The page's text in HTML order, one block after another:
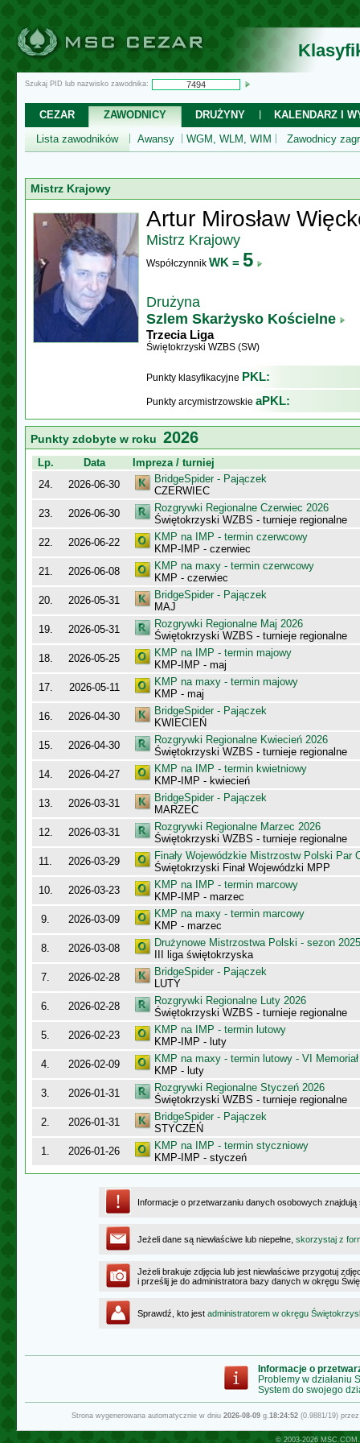
Szukaj PID lub nazwisko zawodnika:
CEZAR ZAWODNICY DRUŻYNY
KALENDARZ I
Lista zawodników
Awansy WGM, WLM, WIM Zawodnicy
Mistrz Krajowy
Artur Mirosław
Mistrz Krajowy
Współczynnik WK = 5
Drużyna
Szlem Skarżysko Kościelne
Trzecia Liga
Świętokrzyski WZBS (SW)
Punkty klasyfikacyjne PKL:
Punkty arcymistrzowskie aPKL:
Punkty zdobyte w roku 2026
Lp. Data
Impreza / turniej
24.
2026-06-30
BridgeSpider - Pajączek
CZERWIEC
23.
2026-06-30
Rozgrywki Regionalne Czerwiec 2026
Świętokrzyski WZBS - turnieje regionalne
22.
2026-06-22
KMP na IMP - termin czerwcowy
KMP-IMP - czerwiec
21.
2026-06-08
KMP na maxy - termin czerwcowy
KMP - czerwiec
20.
2026-05-31
BridgeSpider - Pajączek
MAJ
19.
2026-05-31
Rozgrywki Regionalne Maj 2026
Świętokrzyski WZBS - turnieje regionalne
18.
2026-05-25
KMP na IMP - termin majowy
KMP-IMP - maj
17.
2026-05-11
KMP na maxy - termin majowy
KMP - maj
16.
2026-04-30
BridgeSpider - Pajączek
KWIECIEŃ
15.
2026-04-30
Rozgrywki Regionalne Kwiecień 2026
Świętokrzyski WZBS - turnieje regionalne
14.
2026-04-27
KMP na IMP - termin kwietniowy
KMP-IMP - kwiecień
13.
2026-03-31
BridgeSpider - Pajączek
MARZEC
12.
2026-03-31
Rozgrywki Regionalne Marzec 2026
Świętokrzyski WZBS - turnieje regionalne
11.
2026-03-29
Finały Wojewódzkie Mistrzostw Polski Par
Świętokrzyski Finał Wojewódzki MPP
10.
2026-03-23
KMP na IMP - termin marcowy
KMP-IMP - marzec
9.
2026-03-09
KMP na maxy - termin marcowy
KMP - marzec
8.
2026-03-08
Drużynowe Mistrzostwa Polski - sezon
III liga świętokrzyska
7.
2026-02-28
BridgeSpider - Pajączek
LUTY
6.
2026-02-28
Rozgrywki Regionalne Luty 2026
Świętokrzyski WZBS - turnieje regionalne
5.
2026-02-23
KMP na IMP - termin lutowy
KMP-IMP - luty
4.
2026-02-09
KMP na maxy - termin lutowy - VI
KMP - luty
3.
2026-01-31
Rozgrywki Regionalne Styczeń 2026
Świętokrzyski WZBS - turnieje regionalne
2.
2026-01-31
BridgeSpider - Pajączek
STYCZEŃ
1.
2026-01-26
KMP na IMP - termin styczniowy
KMP-IMP - styczeń
Informacje o przetwarzaniu danych osobowych
Jeżeli dane są niewłaściwe lub niepełne, skorzystaj z
Jeżeli brakuje zdjęcia lub jest niewłaściwe przygotuj
i prześlij je do administratora bazy danych w okręgu
Sprawdź, kto jest administratorem w okręgu
Informacje o
Problemy w działaniu
System do swojego
Strona wygenerowana automatycznie w dniu 2026-08-09g.18:24:52(0.9881/19)
© 2003-2026